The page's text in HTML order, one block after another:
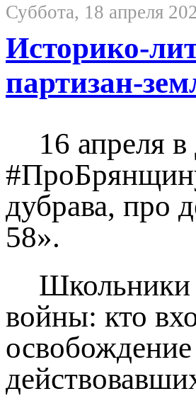
Суббота, 18 апреля
Историко-
партизан-
16 апреля
дубрава, про
58».
Школьники
войны: кто